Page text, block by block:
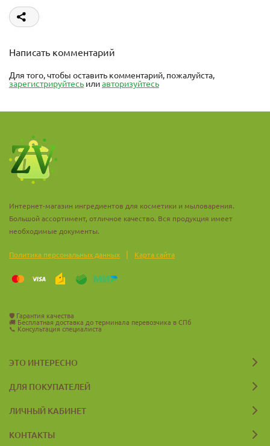
Написать комментарий
Для того, чтобы оставить комментарий, пожалуйста,
зарегистрируйтесь илиавторизуйтесь
Интернет-магазин ингредиентов для косметики и мыловарения.
Большой ассортимент, отличное качество. Вся продукция имеет
необходимые документы.
Политика персональных данных | Карта сайта
🛡️ Гарантия качества
🚚 Бесплатная доставка до терминала перевозчика в СПб
📞 Консультация специалиста
ЭТО ИНТЕРЕСНО
ДЛЯ ПОКУПАТЕЛЕЙ
ЛИЧНЫЙ КАБИНЕТ
КОНТАКТЫ